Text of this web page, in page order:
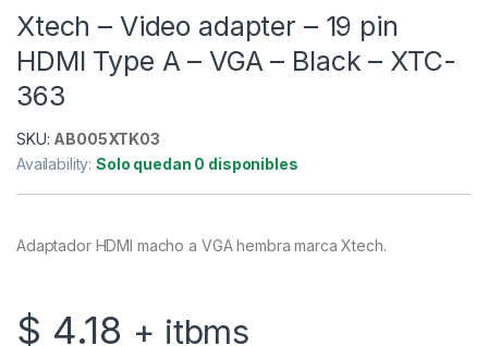
Xtech – Video adapter – 19 pin
HDMI Type A – VGA – Black – XTC-
363
SKU: AB005XTK03
Availability:Solo quedan 0 disponibles
Adaptador HDMI macho a VGA hembra marca Xtech.
$ 4.18 + itbms